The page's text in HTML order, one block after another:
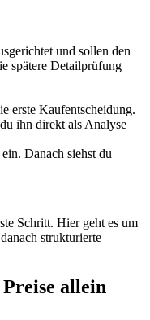
und sollen den
spätere Detailprüfung
erste Kaufentscheidung.
ihn direkt als Analyse
Danach siehst du
Schritt. Hier geht es um
strukturierte
allein